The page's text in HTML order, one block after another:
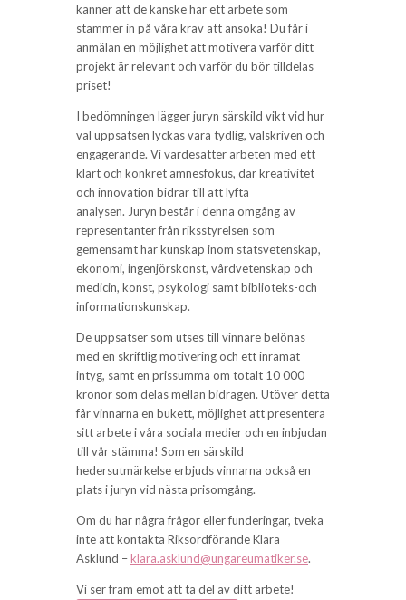
känner att de kanske har ett arbete som
stämmer in på våra krav att ansöka! Du får i
anmälan en möjlighet att motivera varför ditt
projekt är relevant och varför du bör tilldelas
priset!
I bedömningen lägger juryn särskild vikt vid hur
väl uppsatsen lyckas vara tydlig, välskriven och
engagerande. Vi värdesätter arbeten med ett
klart och konkret ämnesfokus, där kreativitet
och innovation bidrar till att lyfta
analysen. Juryn består i denna omgång av
representanter från riksstyrelsen som
gemensamt har kunskap inom statsvetenskap,
ekonomi, ingenjörskonst, vårdvetenskap och
medicin, konst, psykologi samt biblioteks-och
informationskunskap.
De uppsatser som utses till vinnare belönas
med en skriftlig motivering och ett inramat
intyg, samt en prissumma om totalt 10 000
kronor som delas mellan bidragen. Utöver detta
får vinnarna en bukett, möjlighet att presentera
sitt arbete i våra sociala medier och en inbjudan
till vår stämma! Som en särskild
hedersutmärkelse erbjuds vinnarna också en
plats i juryn vid nästa prisomgång.
Om du har några frågor eller funderingar, tveka
inte att kontakta Riksordförande Klara
Asklund –klara.asklund@ungareumatiker.se.
Vi ser fram emot att ta del av ditt arbete!